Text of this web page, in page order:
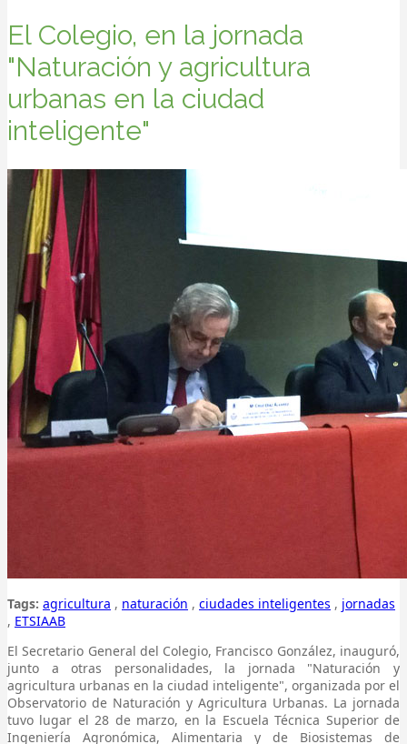
El Colegio, en la jornada
"Naturación y agricultura
urbanas en la ciudad
inteligente"
Tags: agricultura , naturación , ciudades inteligentes , jornadas
, ETSIAAB
El Secretario General del Colegio, Francisco González, inauguró,
junto a otras personalidades, la jornada "Naturación y
agricultura urbanas en la ciudad inteligente", organizada por el
Observatorio de Naturación y Agricultura Urbanas. La jornada
tuvo lugar el 28 de marzo, en la Escuela Técnica Superior de
Ingeniería Agronómica, Alimentaria y de Biosistemas de